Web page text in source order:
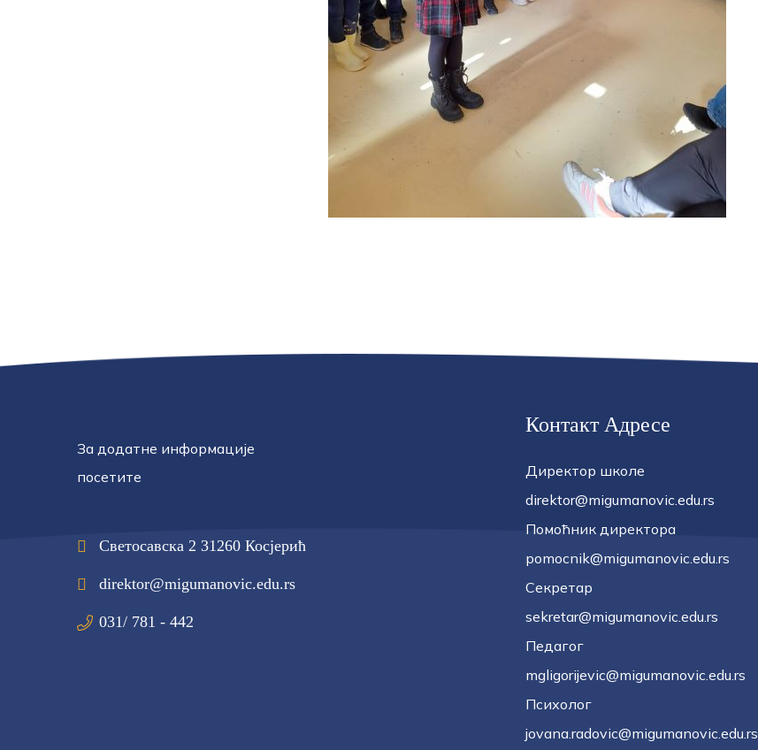
За додатне информације
посетите
Светосавска 2 31260 Косјерић
direktor@migumanovic.edu.rs
031/ 781 - 442
Контакт Адресе
Директор школе
direktor@migumanovic.edu.rs
Помоћник директора
pomocnik@migumanovic.edu.rs
Секретар
sekretar@migumanovic.edu.rs
Педагог
mgligorijevic@migumanovic.edu.rs
Психолог
jovana.radovic@migumanovic.edu.rs